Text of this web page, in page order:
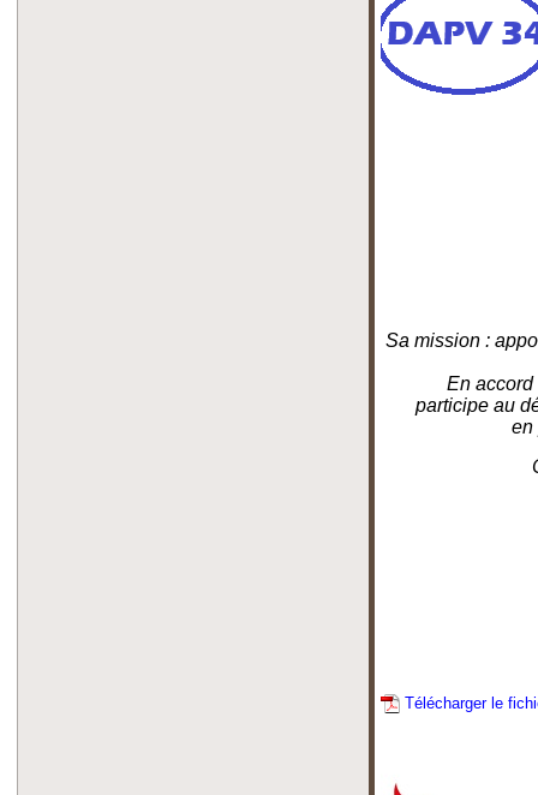
Sa mission :
En accord
participe au
en
Télécharger le